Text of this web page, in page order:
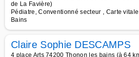
de La Favière)
Pédiatre, Conventionné secteur , Carte
Bains
Claire Sophie DESCAMPS
4 place Arts 74200 Thonon les bains (à 64